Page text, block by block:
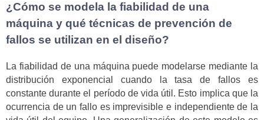
¿Cómo se modela la fiabilidad de una
máquina y qué técnicas de prevención de
fallos se utilizan en el diseño?
La fiabilidad de una máquina puede modelarse mediante la
distribución exponencial cuando la tasa de fallos es
constante durante el período de vida útil. Esto implica que la
ocurrencia de un fallo es imprevisible e independiente de la